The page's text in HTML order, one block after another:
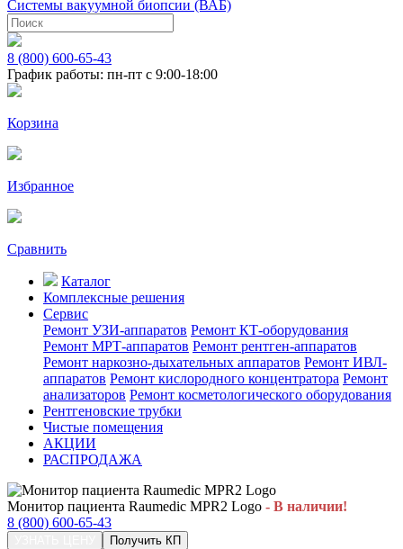
Системы вакуумной биопсии (ВАБ)
8 (800) 600-65-43
График работы: пн-пт с 9:00-18:00
Корзина
Избранное
Сравнить
Каталог
Комплексные решения
Сервис
Ремонт УЗИ-аппаратов Ремонт КТ-оборудования
Ремонт МРТ-аппаратов Ремонт рентген-аппаратов
Ремонт наркозно-дыхательных аппаратов Ремонт ИВЛ-
аппаратов Ремонт кислородного концентратора Ремонт
анализаторов Ремонт косметологического оборудования
Рентгеновские трубки
Чистые помещения
АКЦИИ
РАСПРОДАЖА
Монитор пациента Raumedic MPR2 Logo - В наличии!
8 (800) 600-65-43
Получить КП